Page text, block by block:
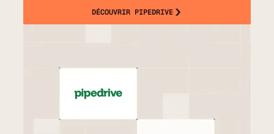
DÉCOUVRIR PIPEDRIVE